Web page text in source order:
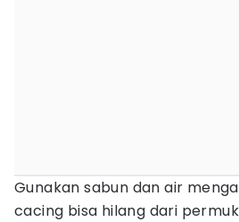
Gunakan sabun dan air
cacing bisa hilang dari